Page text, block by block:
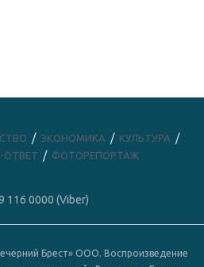
ЭКОНОМИКА
КУЛЬТУРА
ОТВЕТ ФОТОРЕПОРТАЖ
116 0000 (Viber)
Брест» ООО. Воспроизведение